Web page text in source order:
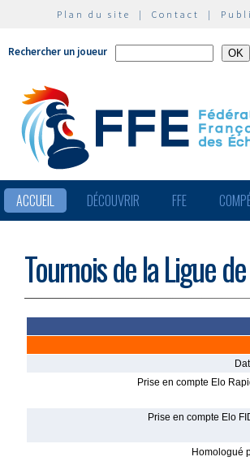
Plan du site | Contact |
Rechercher un joueur
ACCUEIL DÉCOUVRIR FFE
Tournois de la Ligue
Prise en compte Elo
Prise en compte Elo
Homologué